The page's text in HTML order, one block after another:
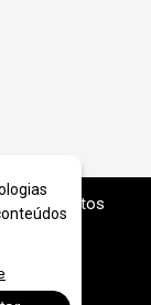
os Direitos